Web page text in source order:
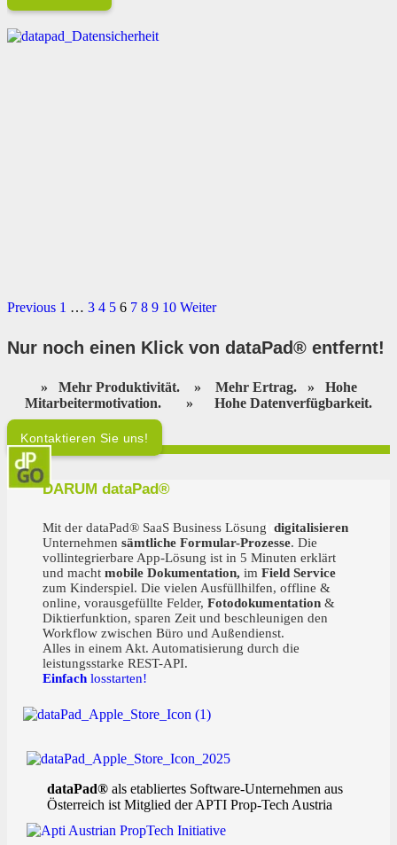
Previous 1 … 3 4 5 6 7 8 9 10 Weiter
Nur noch einen Klick von dataPad® entfernt!
» Mehr Produktivität. » Mehr Ertrag. »
Hohe
Mitarbeitermotivation. » Hohe Datenverfügbarkeit.
Kontaktieren Sie uns!
Ihr starker Partner für digitale Teams!
DARUM dataPad®
Mit der dataPad® SaaS Business Lösungdigitalisieren
Unternehmensämtliche Formular-Prozesse. Die
vollintegrierbare App-Lösung ist in 5 Minuten erklärt
und machtmobile Dokumentation, imField Service
zum Kinderspiel. Die vielen Ausfüllhilfen, offline &
online, vorausgefüllte Felder,Fotodokumentation &
Diktierfunktion, sparen Zeit und beschleunigen den
Workflow zwischen Büro und Außendienst.
Alles in einem Akt. Automatisierung durch die
leistungsstarke REST-API.
Einfach losstarten!
dataPad® als etabliertes Software-Unternehmen aus
Österreich ist Mitglied der APTI Prop-Tech Austria